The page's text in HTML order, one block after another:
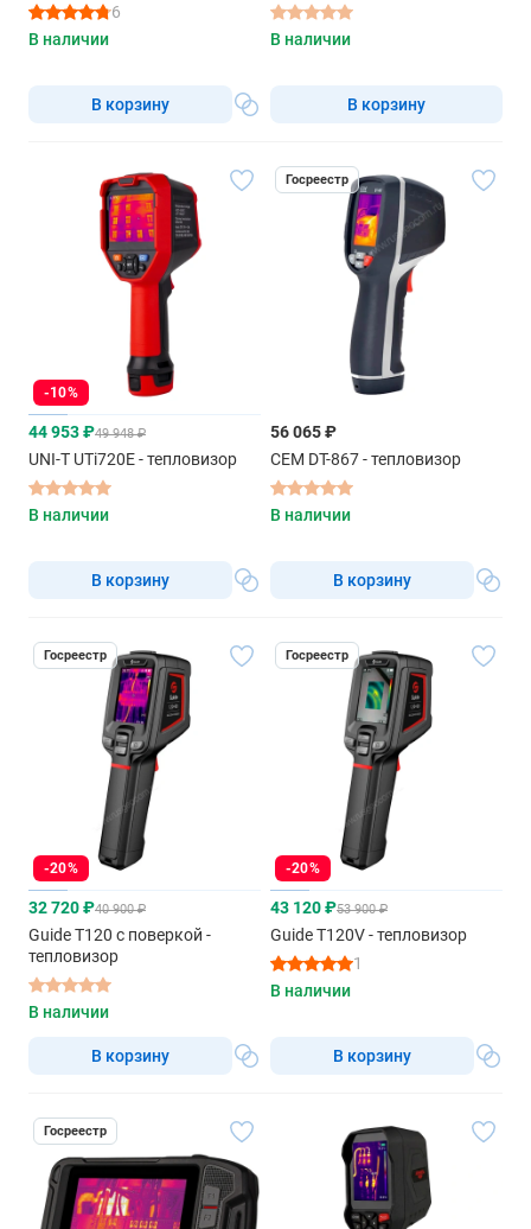
6
В наличии
В корзину
В наличии
В корзину
-10%
44 953 ₽49 948 ₽
UNI-T UTi720E - тепловизор
В наличии
В корзину
Госреестр
56 065 ₽
CEM DT-867 - тепловизор
В наличии
В корзину
Госреестр
-20%
32 720 ₽40 900 ₽
Guide T120 с поверкой -
тепловизор
В наличии
В корзину
Госреестр
-20%
43 120 ₽53 900 ₽
Guide T120V - тепловизор
1
В наличии
В корзину
Госреестр